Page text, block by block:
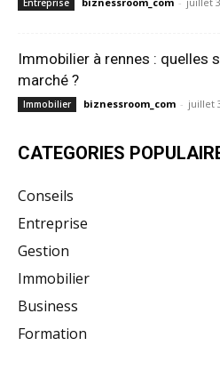
Entreprise
Immobilier à rennes : quelles
marché ?
Immobilier biznessroom_com - juillet
CATEGORIES
Conseils
Entreprise
Gestion
Immobilier
Business
Formation